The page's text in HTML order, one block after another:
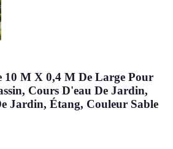
10 M X 0,4 M De Large Pour
Cours D'eau De Jardin,
Jardin, Étang, Couleur Sable